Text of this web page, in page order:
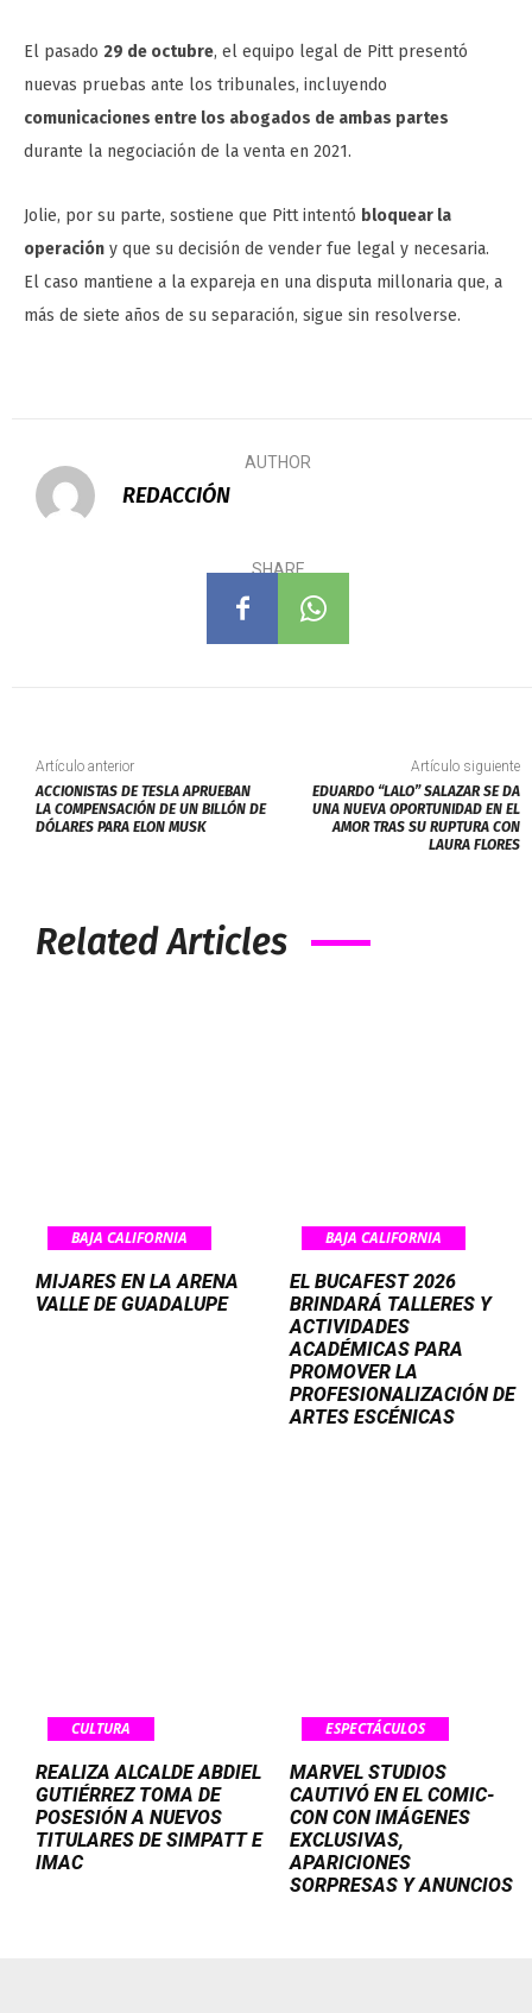
El pasado 29 de octubre, el equipo legal de Pitt presentó
nuevas pruebas ante los tribunales, incluyendo
comunicaciones entre los abogados de ambas partes
durante la negociación de la venta en 2021.
Jolie, por su parte, sostiene que Pitt intentó bloquear la
operación y que su decisión de vender fue legal y necesaria.
El caso mantiene a la expareja en una disputa millonaria que, a
más de siete años de su separación, sigue sin resolverse.
AUTHOR
REDACCIÓN
SHARE
Artículo anterior
ACCIONISTAS DE TESLA APRUEBAN
LA COMPENSACIÓN DE UN BILLÓN DE
DÓLARES PARA ELON MUSK
Artículo siguiente
EDUARDO “LALO” SALAZAR SE DA
UNA NUEVA OPORTUNIDAD EN EL
AMOR TRAS SU RUPTURA CON
LAURA FLORES
Related Articles
BAJA CALIFORNIA
MIJARES EN LA ARENA
VALLE DE GUADALUPE
BAJA CALIFORNIA
EL BUCAFEST 2026
BRINDARÁ TALLERES Y
ACTIVIDADES
ACADÉMICAS PARA
PROMOVER LA
PROFESIONALIZACIÓN DE
ARTES ESCÉNICAS
CULTURA
REALIZA ALCALDE ABDIEL
GUTIÉRREZ TOMA DE
POSESIÓN A NUEVOS
TITULARES DE SIMPATT E
IMAC
ESPECTÁCULOS
MARVEL STUDIOS
CAUTIVÓ EN EL COMIC-
CON CON IMÁGENES
EXCLUSIVAS,
APARICIONES
SORPRESAS Y ANUNCIOS